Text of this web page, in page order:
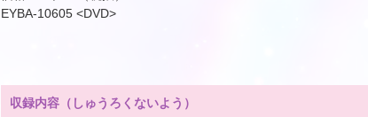
EYBA-10605 <DVD>
収録内容（しゅうろくないよう）